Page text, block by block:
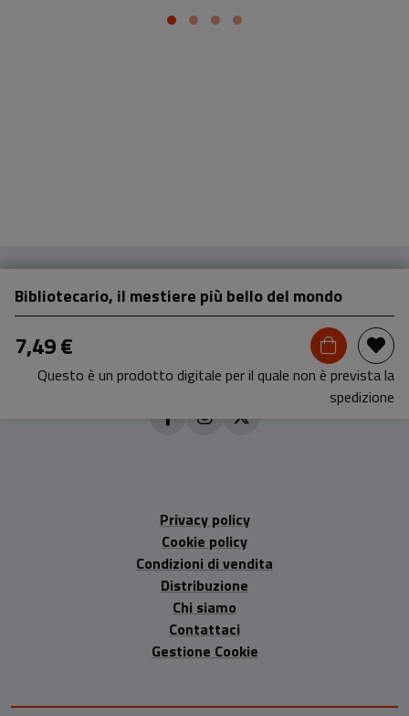
Bibliotecario, il mestiere più bello del mondo
7,49 €
Questo è un prodotto digitale per il quale non è prevista la
spedizione
Privacy policy
Cookie policy
Condizioni di vendita
Distribuzione
Chi siamo
Contattaci
Gestione Cookie